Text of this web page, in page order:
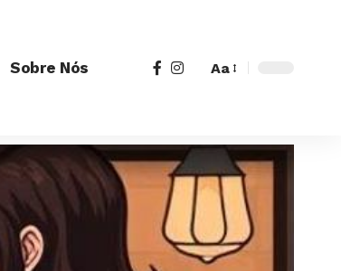
Sobre Nós Aa